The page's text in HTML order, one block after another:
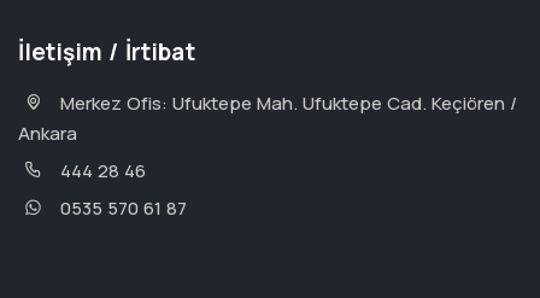
İletişim / İrtibat
Merkez Ofis: Ufuktepe Mah. Ufuktepe Cad. Keçiören /
Ankara
444 28 46
0535 570 61 87